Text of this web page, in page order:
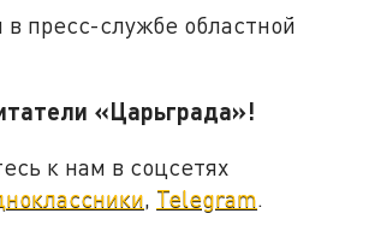
пресс-службе областной
«Царьграда»!
к нам в соцсетях
, Telegram.